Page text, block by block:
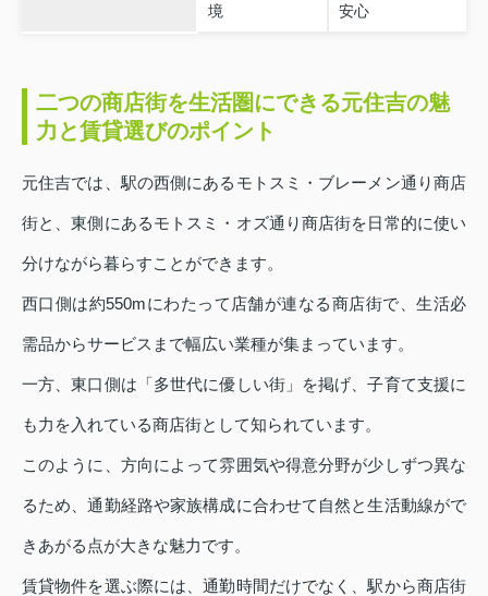
境
安心
二つの商店街を生活圏にできる元住吉の魅
力と賃貸選びのポイント
元住吉では、駅の西側にあるモトスミ・ブレーメン通り商店
街と、東側にあるモトスミ・オズ通り商店街を日常的に使い
分けながら暮らすことができます。
西口側は約550mにわたって店舗が連なる商店街で、生活必
需品からサービスまで幅広い業種が集まっています。
一方、東口側は「多世代に優しい街」を掲げ、子育て支援に
も力を入れている商店街として知られています。
このように、方向によって雰囲気や得意分野が少しずつ異な
るため、通勤経路や家族構成に合わせて自然と生活動線がで
きあがる点が大きな魅力です。
賃貸物件を選ぶ際には、通勤時間だけでなく、駅から商店街